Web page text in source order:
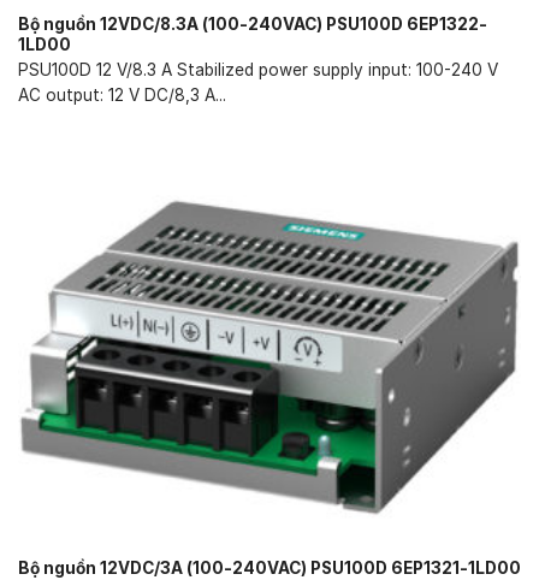
Bộ nguồn 12VDC/8.3A (100-240VAC) PSU100D 6EP1322-
1LD00
PSU100D 12 V/8.3 A Stabilized power supply input: 100-240 V
AC output: 12 V DC/8,3 A...
Bộ nguồn 12VDC/3A (100-240VAC) PSU100D 6EP1321-1LD00